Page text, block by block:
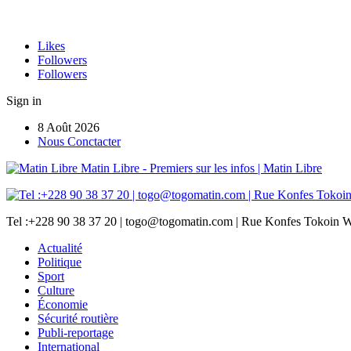
Likes
Followers
Followers
Sign in
8 Août 2026
Nous Conctacter
Matin Libre - Premiers sur les infos | Matin Libre
Tel :+228 90 38 37 20 | togo@togomatin.com | Rue Konfes Tokoin
Actualité
Politique
Sport
Culture
Économie
Sécurité routière
Publi-reportage
International